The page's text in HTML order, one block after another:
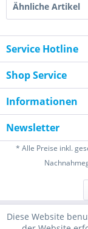
Ähnliche Artikel
Service Hotline
Shop Service
Informationen
Newsletter
* Alle Preise inkl.
Diese Website